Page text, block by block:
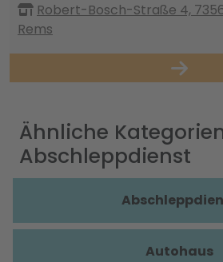
Robert-Bosch-Straße 4,
Rems
Ähnliche
Abschleppdienst
Autohaus